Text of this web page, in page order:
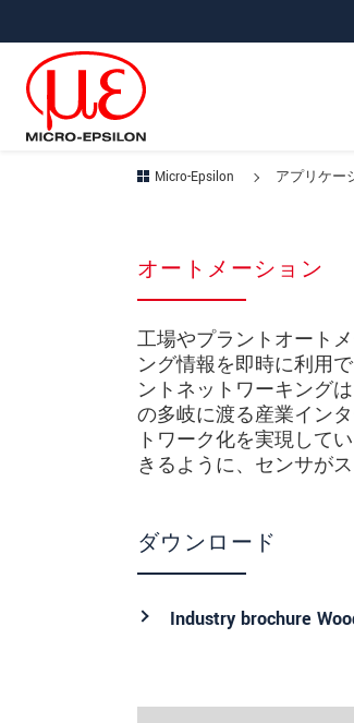
Micro-Epsilon アプリケー
オートメーション
工場やプラントオート
ング情報を即時に利用
ントネットワーキング
の多岐に渡る産業イン
トワーク化を実現して
きるように、センサが
ダウンロード
Industry brochure